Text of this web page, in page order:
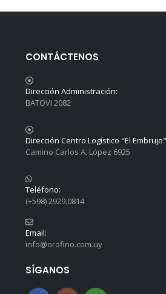
CONTÁCTENOS
Dirección Administración:
BATOVI 2082
Dirección Centro Logístico "El
Camino Carlos A. López 6925
Teléfono:
(+598) 2929.0814
Email:
info@orofino.com.uy
SÍGANOS